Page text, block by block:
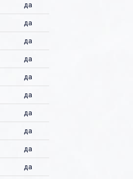
да
да
да
да
да
да
да
да
да
да